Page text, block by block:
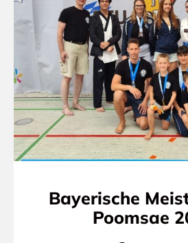
Bayerische
Poomsae